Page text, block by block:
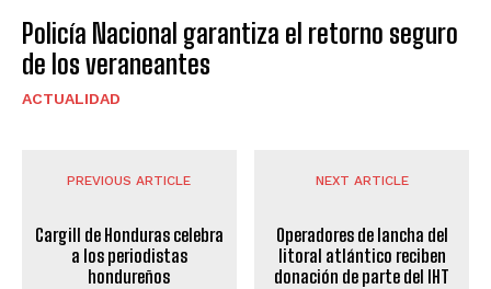
Policía Nacional garantiza el retorno seguro
de los veraneantes
ACTUALIDAD
PREVIOUS ARTICLE
Cargill de Honduras celebra
a los periodistas
hondureños
NEXT ARTICLE
Operadores de lancha del
litoral atlántico reciben
donación de parte del IHT